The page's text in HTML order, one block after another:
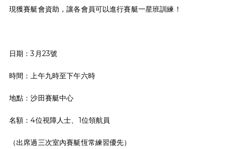
現獲賽艇會資助，讓各會員可以進行賽艇一星班訓練！
日期：3月23號
時間：上午九時至下午六時
地點：沙田賽艇中心
名額：4位視障人士、1位領航員
（出席過三次室內賽艇恆常練習優先）